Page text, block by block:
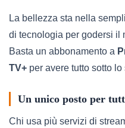
La bellezza sta nella
di tecnologia per godersi il
Basta un abbonamento a
TV+ per avere tutto sotto
Un unico posto per
Chi usa più servizi di